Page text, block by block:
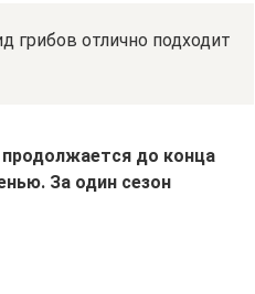
грибов отлично подходит
до конца
За один сезон